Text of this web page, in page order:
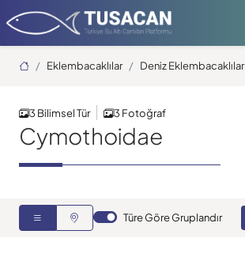
Ana Sayfa
Eklembacaklılar Deniz Eklembacaklılar
3 Bilimsel Tür 3 Fotoğraf
Cymothoidae
Türe Göre Gruplandır